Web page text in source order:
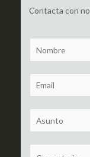
Contacta con
a
m
m
a
u
b